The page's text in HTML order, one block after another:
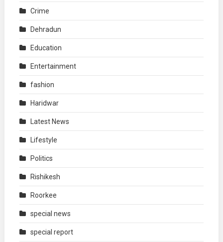
Crime
Dehradun
Education
Entertainment
fashion
Haridwar
Latest News
Lifestyle
Politics
Rishikesh
Roorkee
special news
special report